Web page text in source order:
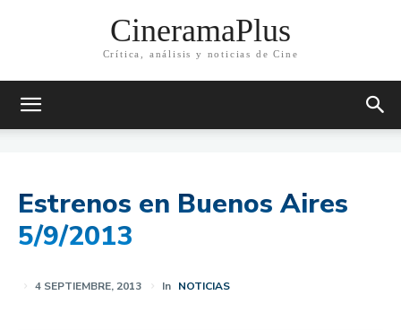
CineramaPlus
Crítica, análisis y noticias de Cine
Estrenos en Buenos Aires
5/9/2013
4 SEPTIEMBRE, 2013 In NOTICIAS